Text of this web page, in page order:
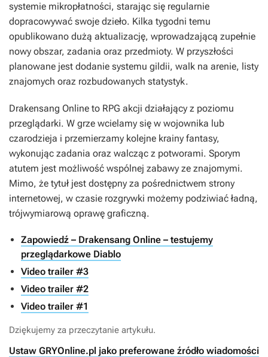
systemie mikropłatności, starając się regularnie
dopracowywać swoje dzieło. Kilka tygodni temu
opublikowano dużą aktualizację, wprowadzającą zupełnie
nowy obszar, zadania oraz przedmioty. W przyszłości
planowane jest dodanie systemu gildii, walk na arenie, listy
znajomych oraz rozbudowanych statystyk.
Drakensang Online to RPG akcji działający z poziomu
przeglądarki. W grze wcielamy się w wojownika lub
czarodzieja i przemierzamy kolejne krainy fantasy,
wykonując zadania oraz walcząc z potworami. Sporym
atutem jest możliwość wspólnej zabawy ze znajomymi.
Mimo, że tytuł jest dostępny za pośrednictwem strony
internetowej, w czasie rozgrywki możemy podziwiać ładną,
trójwymiarową oprawę graficzną.
Zapowiedź – Drakensang Online – testujemy
przeglądarkowe Diablo
Video trailer #3
Video trailer #2
Video trailer #1
Dziękujemy za przeczytanie artykułu.
Ustaw GRYOnline.pl jako preferowane źródło wiadomości